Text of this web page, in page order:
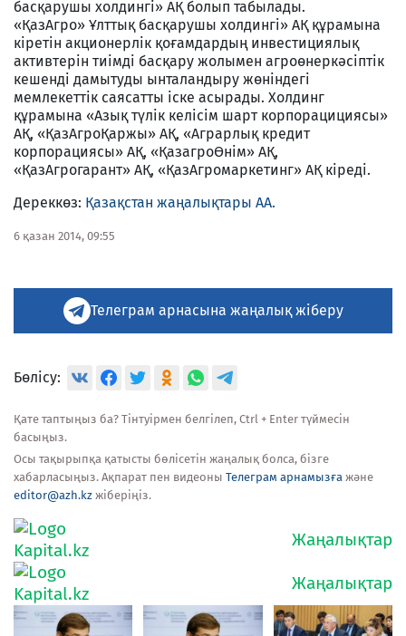
басқарушы холдингі» АҚ болып табылады.
«ҚазАгро» Ұлттық басқарушы холдингі» АҚ құрамына
кіретін акционерлік қоғамдардың инвестициялық
активтерін тиімді басқару жолымен агроөнеркәсіптік
кешенді дамытуды ынталандыру жөніндегі
мемлекеттік саясатты іске асырады. Холдинг
құрамына «Азық түлік келісім шарт корпорацициясы»
АҚ, «ҚазАгроҚаржы» АҚ, «Аграрлық кредит
корпорациясы» АҚ, «ҚазагроӨнім» АҚ,
«ҚазАгрогарант» АҚ, «ҚазАгромаркетинг» АҚ кіреді.
Дереккөз: Қазақстан жаңалықтары АА.
6 қазан 2014, 09:55
Телеграм арнасына жаңалық жіберу
Бөлісу:
Қате таптыңыз ба? Тінтуірмен белгілеп, Ctrl + Enter түймесін
басыңыз.
Осы тақырыпқа қатысты бөлісетін жаңалық болса, бізге
хабарласыңыз. Ақпарат пен видеоны Телеграм арнамызға және
editor@azh.kz жіберіңіз.